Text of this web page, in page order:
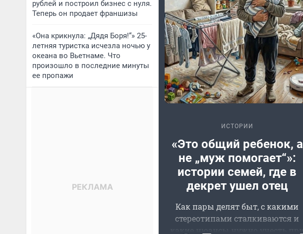
рублей и построил бизнес с нуля.
Теперь он продает франшизы
«Она крикнула: „Дядя Боря!“» 25-
летняя туристка исчезла ночью у
океана во Вьетнаме. Что
произошло в последние минуты
ее пропажи
ИСТОРИИ
«Это общий ребенок, а
не „муж помогает“»:
истории семей, где в
декрет ушел отец
Как пары делят быт, с какими
стереотипами сталкиваются и